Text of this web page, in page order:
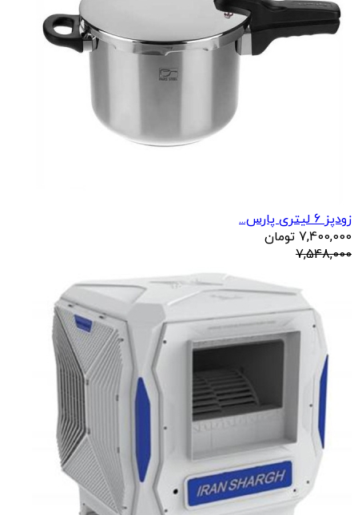
زودپز 6 لیتری پارس...
7,400,000 تومان
7,548,000